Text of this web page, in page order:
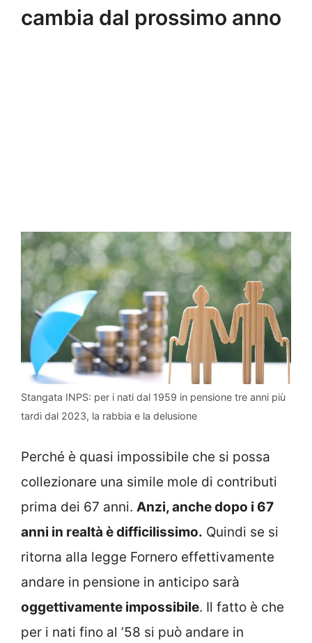
cambia dal prossimo anno
Stangata INPS: per i nati dal 1959 in pensione tre anni più
tardi dal 2023, la rabbia e la delusione
Perché è quasi impossibile che si possa
collezionare una simile mole di contributi
prima dei 67 anni. Anzi, anche dopo i 67
anni in realtà è difficilissimo. Quindi se si
ritorna alla legge Fornero effettivamente
andare in pensione in anticipo sarà
oggettivamente impossibile. Il fatto è che
per i nati fino al ’58 si può andare in